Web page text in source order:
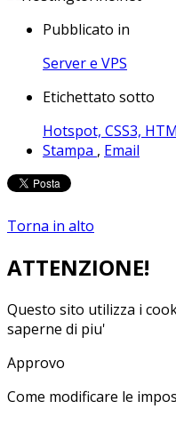
Pubblicato in
Server e VPS
Etichettato sotto
Hotspot, CSS3,
Stampa , Email
Torna in alto
ATTENZIONE!
Questo sito utilizza i
saperne di piu'
Approvo
Come modificare le